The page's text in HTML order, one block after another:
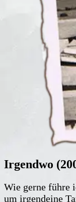
Irgendwo
Wie gerne führe
um irgendeine